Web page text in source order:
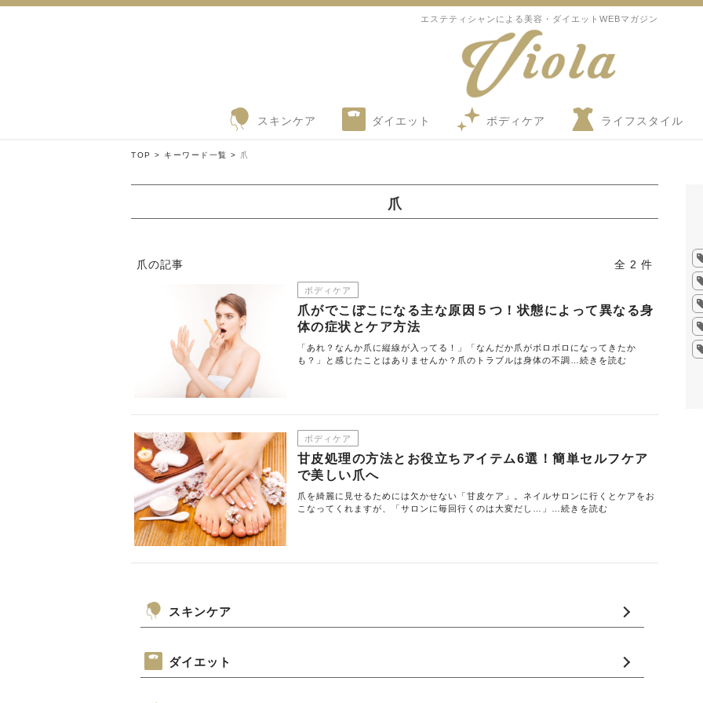
エステティシャンによる美容・ダイエットWEBマガジン
スキンケア ダイエット ボディケア ライフスタイル
TOP > キーワード一覧 > 爪
爪
爪の記事 全 2 件
ボディケア
爪がでこぼこになる主な原因５つ！状態によって異なる身
体の症状とケア方法
「あれ？なんか爪に縦線が入ってる！」「なんだか爪がボロボロになってきたか
も？」と感じたことはありませんか？爪のトラブルは身体の不調…続きを読む
ボディケア
甘皮処理の方法とお役立ちアイテム6選！簡単セルフケア
で美しい爪へ
爪を綺麗に見せるためには欠かせない「甘皮ケア」。ネイルサロンに行くとケアをお
こなってくれますが、「サロンに毎回行くのは大変だし…」…続きを読む
スキンケア
ダイエット